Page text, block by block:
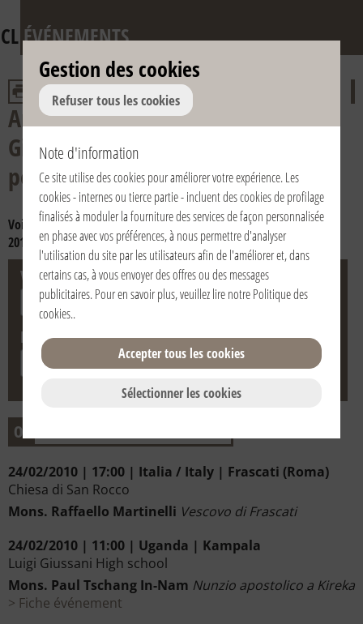
CLÉVÉNEMENTS
Anniversaire de la mort de don
Giussani et de la reconnaissance
pontificale de la Fraternité
Voir par année: 2024 2023 2022 2021 2020 2019 2018 2017
2016
2015 2014 2013 2012 2011 2010 2009 2008
Ville Pays
Date
02
24/02/2010 | 17:00 | Italia / Italy | Frascati (Roma)
Chiesa di San Rocco
Mons. Raffaello Martinelli Vescovo di Frascati
24/02/2010 | 11:00 | Uganda | Kampala
Luigi Giussani High school
Mons. Paul Tschang In-Nam Nunzio apostolico a Kireka
Fiche événement
Gestion des cookies
Refuser tous les cookies
Note d'information
Ce site utilise des cookies pour améliorer votre expérience. Les
cookies - internes ou tierce partie - incluent des cookies de profilage
finalisés à moduler la fourniture des services de façon personnalisée
en phase avec vos préférences, à nous permettre d'analyser
l'utilisation du site par les utilisateurs afin de l'améliorer et, dans
certains cas, à vous envoyer des offres ou des messages
publicitaires. Pour en savoir plus, veuillez lire notrePolitique des
cookies..
Sélectionner les cookies
Accepter tous les cookies